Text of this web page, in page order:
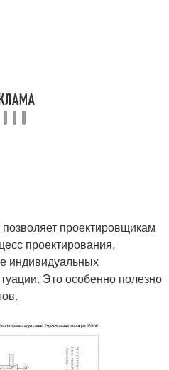
проектировщикам
проектирования,
индивидуальных
Это особенно полезно